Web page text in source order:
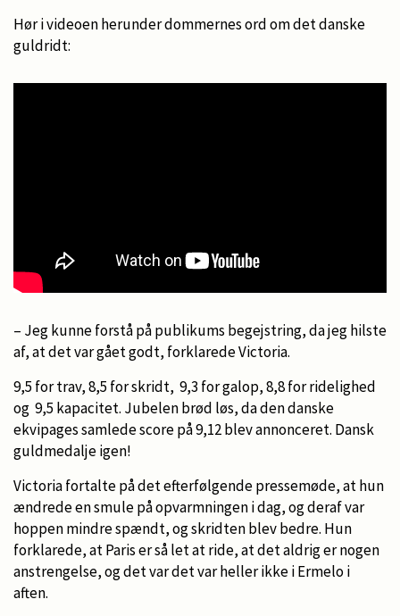
Hør i videoen herunder dommernes ord om det danske
guldridt:
– Jeg kunne forstå på publikums begejstring, da jeg hilste
af, at det var gået godt, forklarede Victoria.
9,5 for trav, 8,5 for skridt, 9,3 for galop, 8,8 for ridelighed
og 9,5 kapacitet. Jubelen brød løs, da den danske
ekvipages samlede score på 9,12 blev annonceret. Dansk
guldmedalje igen!
Victoria fortalte på det efterfølgende pressemøde, at hun
ændrede en smule på opvarmningen i dag, og deraf var
hoppen mindre spændt, og skridten blev bedre. Hun
forklarede, at Paris er så let at ride, at det aldrig er nogen
anstrengelse, og det var det var heller ikke i Ermelo i
aften.